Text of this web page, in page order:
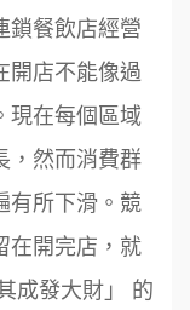
鎖餐飲店經營
開店不能像過
現在每個區域
，然而消費群
有所下滑。競
在開完店，就
成發大財」 的